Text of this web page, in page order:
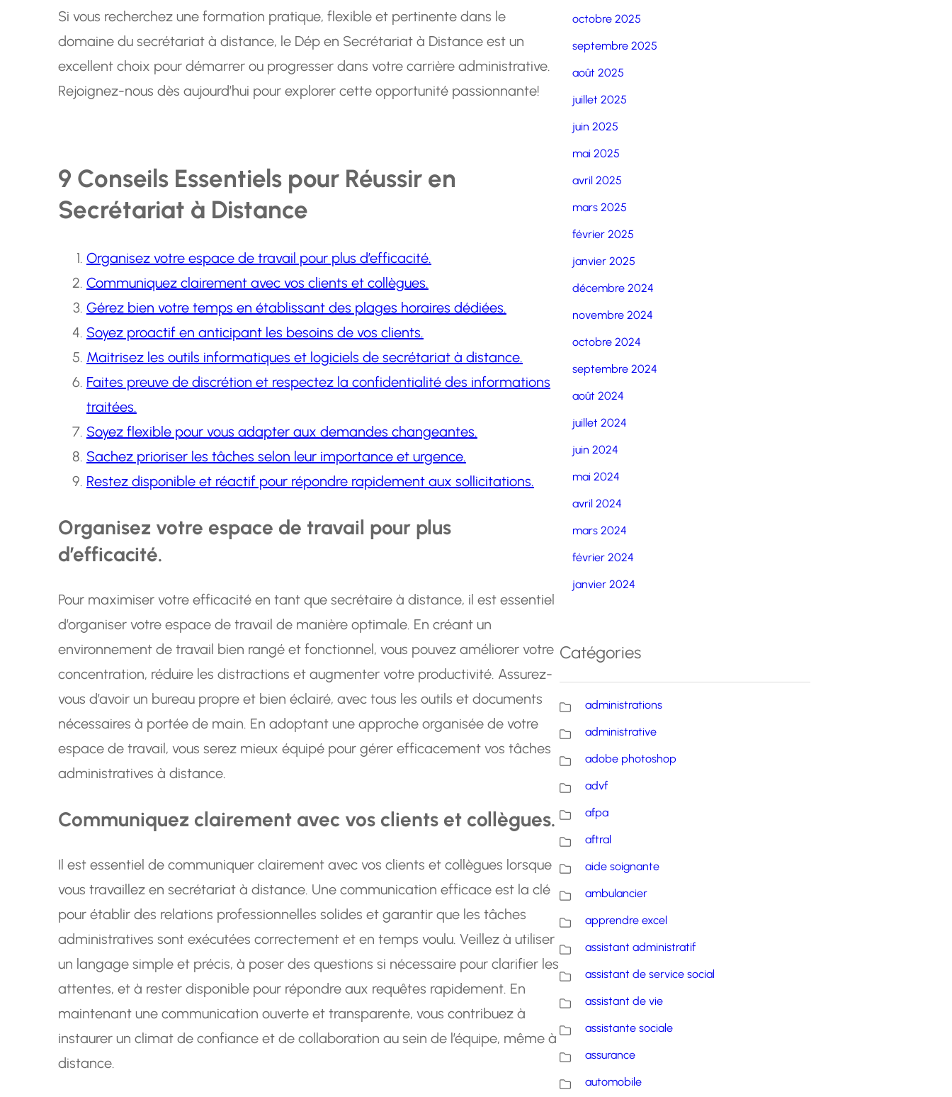
Si vous recherchez une formation pratique, flexible et pertinente dans le
domaine du secrétariat à distance, le Dép en Secrétariat à Distance est un
excellent choix pour démarrer ou progresser dans votre carrière administrative.
Rejoignez-nous dès aujourd’hui pour explorer cette opportunité passionnante!
9 Conseils Essentiels pour Réussir en
Secrétariat à Distance
Organisez votre espace de travail pour plus d’efficacité.
Communiquez clairement avec vos clients et collègues.
Gérez bien votre temps en établissant des plages horaires dédiées.
Soyez proactif en anticipant les besoins de vos clients.
Maitrisez les outils informatiques et logiciels de secrétariat à distance.
Faites preuve de discrétion et respectez la confidentialité des informations
traitées.
Soyez flexible pour vous adapter aux demandes changeantes.
Sachez prioriser les tâches selon leur importance et urgence.
Restez disponible et réactif pour répondre rapidement aux sollicitations.
Organisez votre espace de travail pour plus
d’efficacité.
Pour maximiser votre efficacité en tant que secrétaire à distance, il est essentiel
d’organiser votre espace de travail de manière optimale. En créant un
environnement de travail bien rangé et fonctionnel, vous pouvez améliorer votre
concentration, réduire les distractions et augmenter votre productivité. Assurez-
vous d’avoir un bureau propre et bien éclairé, avec tous les outils et documents
nécessaires à portée de main. En adoptant une approche organisée de votre
espace de travail, vous serez mieux équipé pour gérer efficacement vos tâches
administratives à distance.
Communiquez clairement avec vos clients et collègues.
Il est essentiel de communiquer clairement avec vos clients et collègues lorsque
vous travaillez en secrétariat à distance. Une communication efficace est la clé
pour établir des relations professionnelles solides et garantir que les tâches
administratives sont exécutées correctement et en temps voulu. Veillez à utiliser
un langage simple et précis, à poser des questions si nécessaire pour clarifier les
attentes, et à rester disponible pour répondre aux requêtes rapidement. En
maintenant une communication ouverte et transparente, vous contribuez à
instaurer un climat de confiance et de collaboration au sein de l’équipe, même à
distance.
octobre 2025
septembre 2025
août 2025
juillet 2025
juin 2025
mai 2025
avril 2025
mars 2025
février 2025
janvier 2025
décembre 2024
novembre 2024
octobre 2024
septembre 2024
août 2024
juillet 2024
juin 2024
mai 2024
avril 2024
mars 2024
février 2024
janvier 2024
Catégories
administrations
administrative
adobe photoshop
advf
afpa
aftral
aide soignante
ambulancier
apprendre excel
assistant administratif
assistant de service social
assistant de vie
assistante sociale
assurance
automobile